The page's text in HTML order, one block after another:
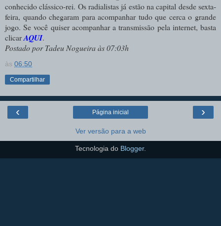
conhecido clássico-rei. Os radialistas já estão na capital desde sexta-
feira, quando chegaram para acompanhar tudo que cerca o grande
jogo. Se você quiser acompanhar a transmissão pela internet, basta
clicarAQUI.
Postado por Tadeu Nogueira às 07:03h
às 06:50
Compartilhar
‹ ›
Página inicial
Ver versão para a web
Tecnologia do Blogger.